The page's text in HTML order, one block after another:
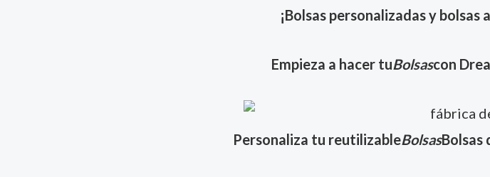
¡Bolsas personalizadas y
Empieza a hacer tuBolsascon
Personaliza tu reutilizableBolsasBolsas